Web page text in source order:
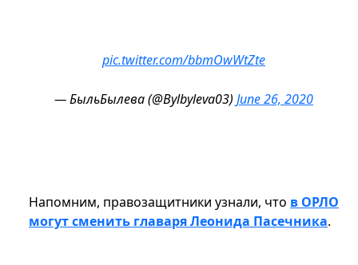
pic.twitter.com/bbmOwWtZte
— БыльБылева (@Bylbyleva03) June 26, 2020
Напомним, правозащитники узнали, что в ОРЛО
могут сменить главаря Леонида Пасечника.